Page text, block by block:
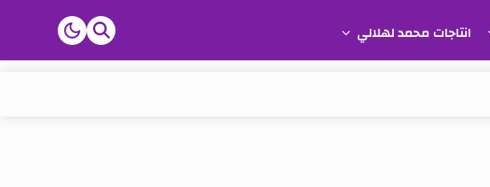
انتاجات محمد لهلالي